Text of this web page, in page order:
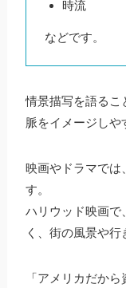
時流
などです。
情景描写を語るこ
脈をイメージしや
映画やドラマで
す。
ハリウッド映画で
く、街の風景や
「アメリカだか